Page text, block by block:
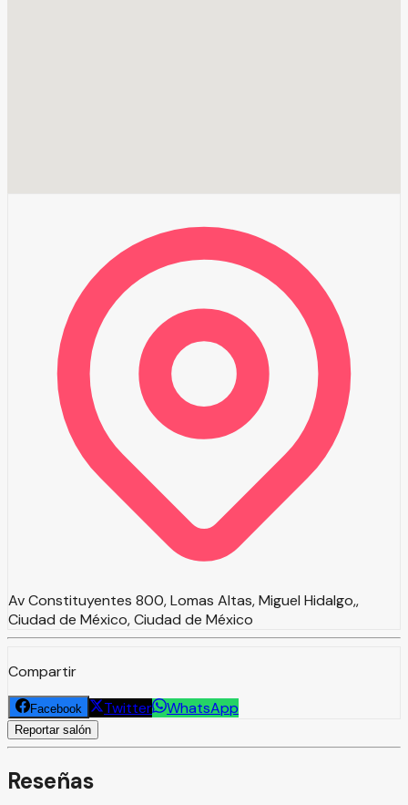
Av Constituyentes 800, Lomas Altas, Miguel Hidalgo,,
Ciudad de México, Ciudad de México
Compartir
Facebook Twitter WhatsApp
Reportar salón
Reseñas